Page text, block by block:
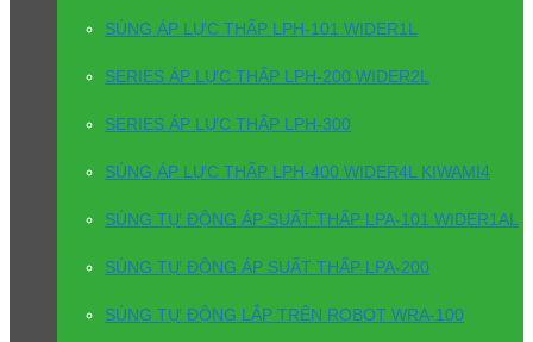
SÚNG ÁP LỰC THẤP LPH-101 WIDER1L
SERIES ÁP LỰC THẤP LPH-200 WIDER2L
SERIES ÁP LỰC THẤP LPH-300
SÚNG ÁP LỰC THẤP LPH-400 WIDER4L KIWAMI4
SÚNG TỰ ĐỘNG ÁP SUẤT THẤP LPA-101 WIDER1AL
SÚNG TỰ ĐỘNG ÁP SUẤT THẤP LPA-200
SÚNG TỰ ĐỘNG LẮP TRÊN ROBOT WRA-100